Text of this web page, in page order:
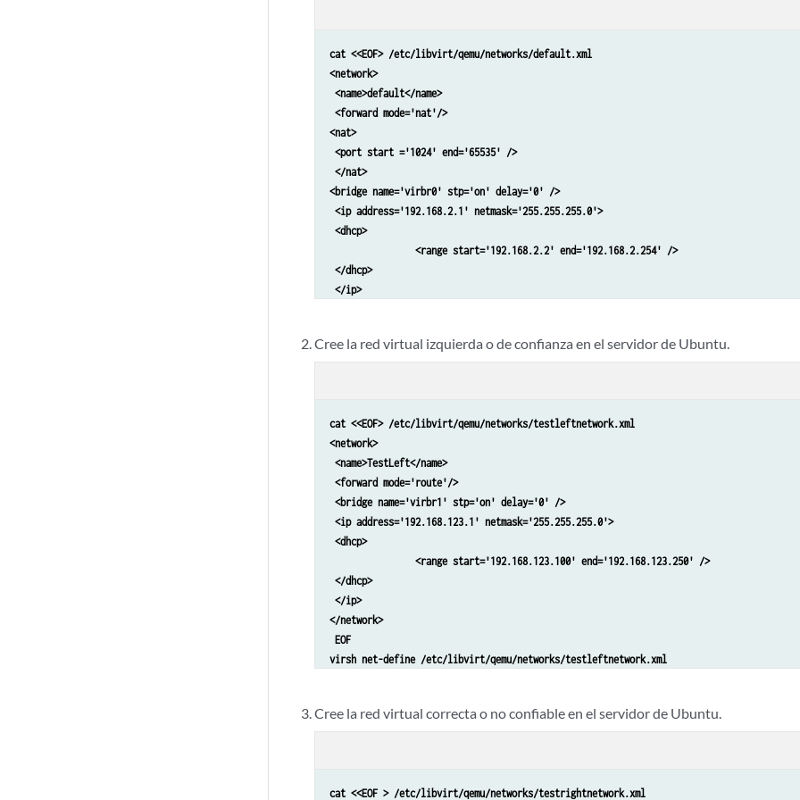
cat <<EOF> /etc/libvirt/qemu/networks/default.xml
<network>
<name>default</name>
<forward mode='nat'/>
<nat>
<port start ='1024' end='65535' />
</nat>
<bridge name='virbr0' stp='on' delay='0' />
<ip address='192.168.2.1' netmask='255.255.255.0'>
<dhcp>
		<range start='192.168.2.2' end='192.168.2.254' />
</dhcp>
</ip>
virsh net-define /etc/libvirt/qemu/networks/default.xml
Cree la red virtual izquierda o de confianza en el servidor de Ubuntu.
cat <<EOF> /etc/libvirt/qemu/networks/testleftnetwork.xml
<network>
<name>TestLeft</name>
<forward mode='route'/>
<bridge name='virbr1' stp='on' delay='0' />
<ip address='192.168.123.1' netmask='255.255.255.0'>
<dhcp>
		<range start='192.168.123.100' end='192.168.123.250' />
</dhcp>
</ip>
</network>
EOF
virsh net-define /etc/libvirt/qemu/networks/testleftnetwork.xml
Cree la red virtual correcta o no confiable en el servidor de Ubuntu.
cat <<EOF > /etc/libvirt/qemu/networks/testrightnetwork.xml